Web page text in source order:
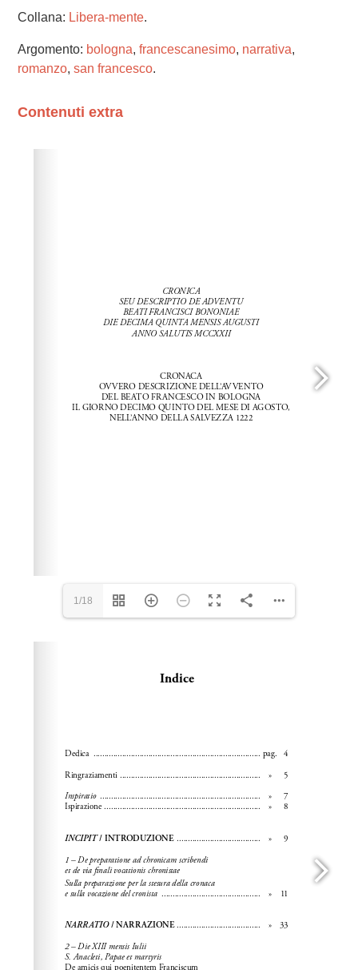
Collana: Libera-mente.
Argomento: bologna, francescanesimo, narrativa,
romanzo, san francesco.
Contenuti extra
1/18
documentation.